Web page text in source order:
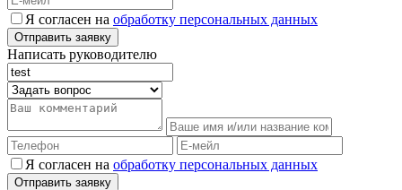
Я согласен на обработку персональных данных
Написать руководителю
Я согласен на обработку персональных данных